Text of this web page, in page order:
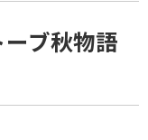
ーブ秋物語